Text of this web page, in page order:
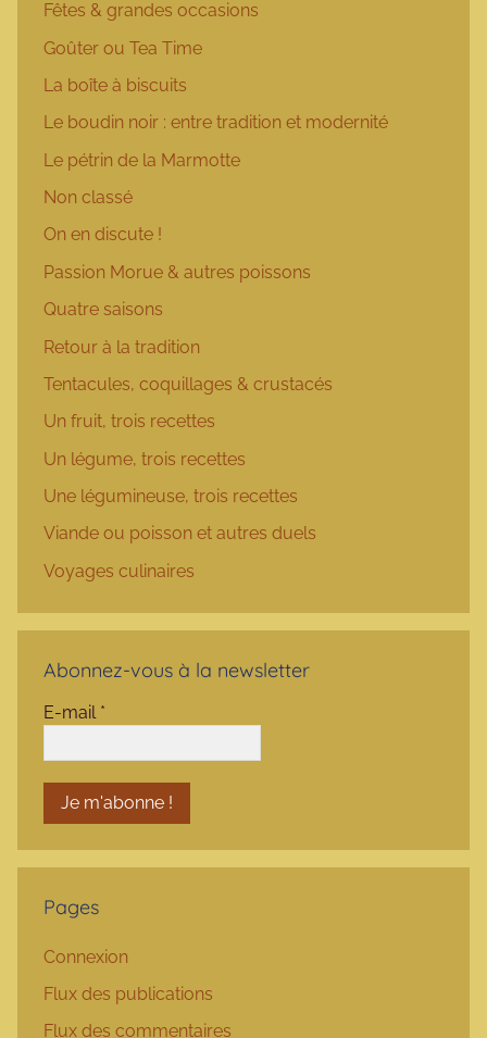
Fêtes & grandes occasions
Goûter ou Tea Time
La boîte à biscuits
Le boudin noir : entre tradition et modernité
Le pétrin de la Marmotte
Non classé
On en discute !
Passion Morue & autres poissons
Quatre saisons
Retour à la tradition
Tentacules, coquillages & crustacés
Un fruit, trois recettes
Un légume, trois recettes
Une légumineuse, trois recettes
Viande ou poisson et autres duels
Voyages culinaires
Abonnez-vous à la newsletter
E-mail *
Pages
Connexion
Flux des publications
Flux des commentaires